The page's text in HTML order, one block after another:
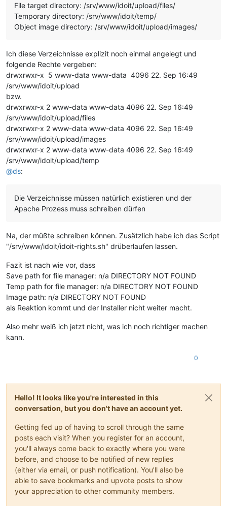
File target directory: /srv/www/idoit/upload/files/
Temporary directory: /srv/www/idoit/temp/
Object image directory: /srv/www/idoit/upload/images/
Ich diese Verzeichnisse explizit noch einmal angelegt und
folgende Rechte vergeben:
drwxrwxr-x 5 www-data www-data 4096 22. Sep 16:49
/srv/www/idoit/upload
bzw.
drwxrwxr-x 2 www-data www-data 4096 22. Sep 16:49
/srv/www/idoit/upload/files
drwxrwxr-x 2 www-data www-data 4096 22. Sep 16:49
/srv/www/idoit/upload/images
drwxrwxr-x 2 www-data www-data 4096 22. Sep 16:49
/srv/www/idoit/upload/temp
@ds:
Die Verzeichnisse müssen natürlich existieren und der
Apache Prozess muss schreiben dürfen
Na, der müßte schreiben können. Zusätzlich habe ich das Script
"/srv/www/idoit/idoit-rights.sh" drüberlaufen lassen.
Fazit ist nach wie vor, dass
Save path for file manager: n/a DIRECTORY NOT FOUND
Temp path for file manager: n/a DIRECTORY NOT FOUND
Image path: n/a DIRECTORY NOT FOUND
als Reaktion kommt und der Installer nicht weiter macht.
Also mehr weiß ich jetzt nicht, was ich noch richtiger machen
kann.
0
Hello! It looks like you're interested in this
conversation, but you don't have an account yet.
Getting fed up of having to scroll through the same
posts each visit? When you register for an account,
you'll always come back to exactly where you were
before, and choose to be notified of new replies
(either via email, or push notification). You'll also be
able to save bookmarks and upvote posts to show
your appreciation to other community members.